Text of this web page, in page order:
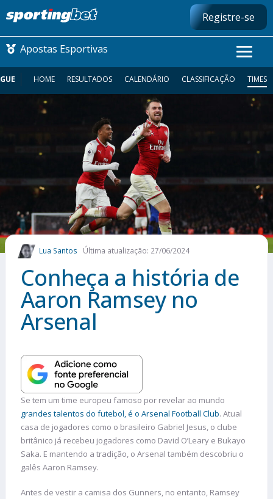
Registre-se
Apostas Esportivas
CONMEBOL LIBERTADORES
FUTEBOL NACIONAL
FUTEBOL INTERNACIONAL
COMO APOSTAR
MAIS ESPORTES
HOME RESULTADOS CALENDÁRIO CLASSIFICAÇÃO TIMES
Lua Santos Última atualização: 27/06/2024
Conheça a história de
Aaron Ramsey no
Arsenal
Se tem um time europeu famoso por revelar ao mundo
grandes talentos do futebol, é o Arsenal Football Club. Atual
casa de jogadores como o brasileiro Gabriel Jesus, o clube
britânico já recebeu jogadores como David O’Leary e Bukayo
Saka. E mantendo a tradição, o Arsenal também descobriu o
galês Aaron Ramsey.
Antes de vestir a camisa dos Gunners, no entanto, Ramsey